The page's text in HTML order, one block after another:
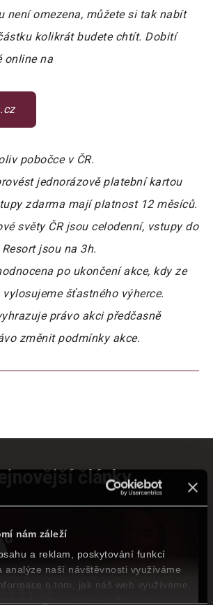
nám záleží
a reklam, poskytování funkcí
analýze naší návštěvnosti využíváme
o tom, jak náš web využíváme,
není omezena, můžete si tak nabít
kolikrát budete chtít. Dobití
online na
pobočce v ČR.
jednorázově platební kartou
zdarma mají platnost 12 měsíců.
světy ČR jsou celodenní, vstupy do
jsou na 3h.
po ukončení akce, kdy ze
šťastného výherce.
právo akci předčasně
změnit podmínky akce.
články